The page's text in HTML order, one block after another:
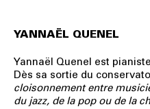
YANNAËL QUENEL
Yannaël Quenel est
Dès sa sortie du
cloisonnement entre
du jazz, de la pop ou de la